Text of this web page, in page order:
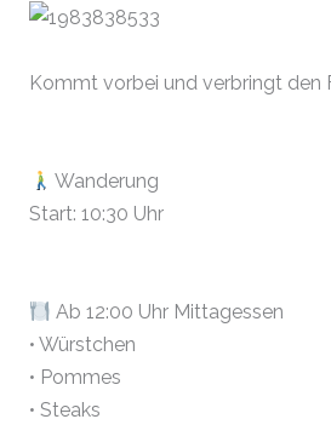
Kommt vorbei und verbringt den
Wanderung
Start: 10:30 Uhr
Ab 12:00 Uhr Mittagessen
• Würstchen
• Pommes
• Steaks